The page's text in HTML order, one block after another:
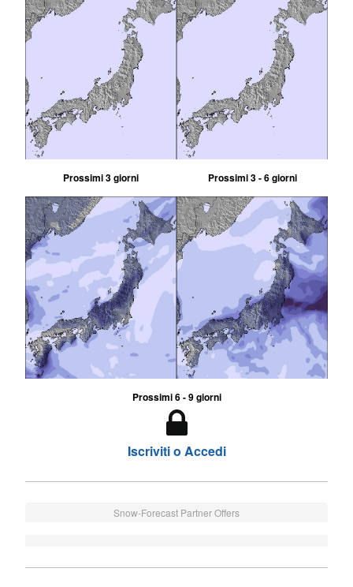
Prossimi 3 giorni Prossimi 3 - 6 giorni
Prossimi 6 - 9 giorni
Iscriviti o Accedi
Snow-Forecast Partner Offers